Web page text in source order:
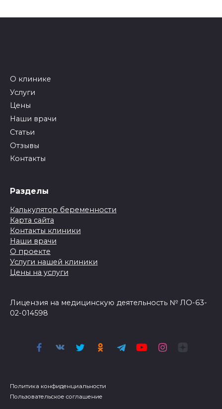
О клинике
Услуги
Цены
Наши врачи
Статьи
Отзывы
Контакты
Разделы
Калькулятор беременности
Карта сайта
Контакты клиники
Наши врачи
О проекте
Услуги нашей клиники
Цены на услуги
Лицензия на медицинскую деятельность № ЛО-63-
02-014598
Политика конфиденциальности
Пользовательское соглашение